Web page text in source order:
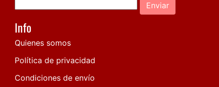
Enviar
Info
Quienes somos
Política de privacidad
Condiciones de envío